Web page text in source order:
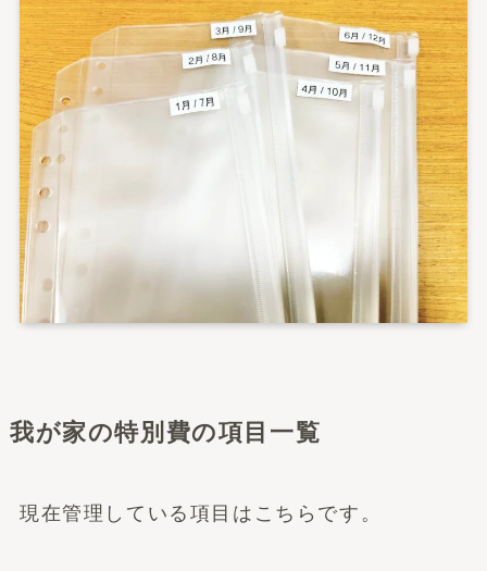
我が家の特別費の項目一覧
現在管理している項目はこちらです。